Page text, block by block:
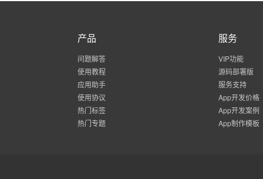
产品
问题解答
使用教程
应用助手
使用协议
热门标签
热门专题
服务
VIP功能
源码部署版
服务支持
App开发价格
App开发案例
App制作模板